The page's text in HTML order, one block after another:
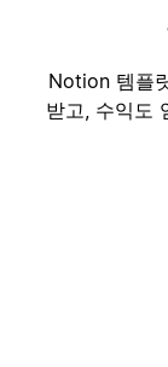
Notion 템플
받고, 수익도